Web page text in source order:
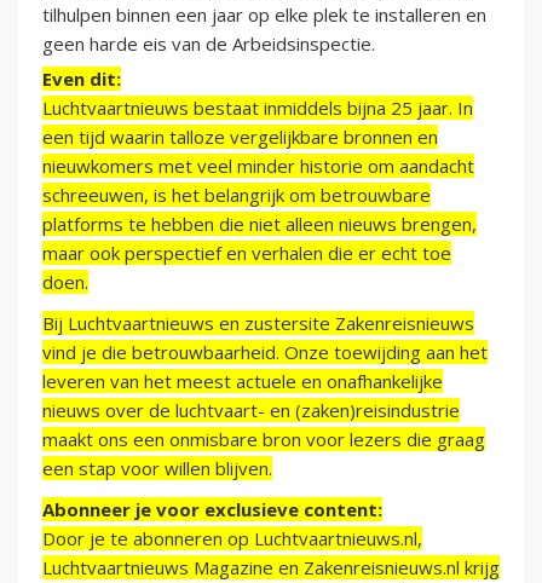
tilhulpen binnen een jaar op elke plek te installeren en
geen harde eis van de Arbeidsinspectie.
Even dit:
Luchtvaartnieuws bestaat inmiddels bijna 25 jaar. In
een tijd waarin talloze vergelijkbare bronnen en
nieuwkomers met veel minder historie om aandacht
schreeuwen, is het belangrijk om betrouwbare
platforms te hebben die niet alleen nieuws brengen,
maar ook perspectief en verhalen die er echt toe
doen.
Bij Luchtvaartnieuws en zustersite Zakenreisnieuws
vind je die betrouwbaarheid. Onze toewijding aan het
leveren van het meest actuele en onafhankelijke
nieuws over de luchtvaart- en (zaken)reisindustrie
maakt ons een onmisbare bron voor lezers die graag
een stap voor willen blijven.
Abonneer je voor exclusieve content:
Door je te abonneren op Luchtvaartnieuws.nl,
Luchtvaartnieuws Magazine en Zakenreisnieuws.nl krijg